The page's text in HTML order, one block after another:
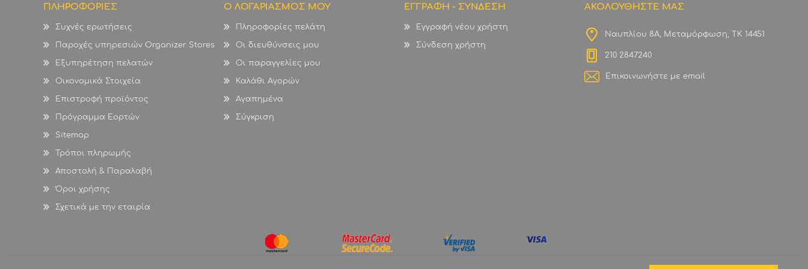
ΠΛΗΡΟΦΟΡΙΕΣ
Συχνές ερωτήσεις
Παροχές υπηρεσιών Organizer Stores
Εξυπηρέτηση πελατών
Οικονομικά Στοιχεία
Επιστροφή προϊόντος
Πρόγραμμα Εορτών
Sitemap
Τρόποι πληρωμής
Αποστολή & Παραλαβή
Όροι χρήσης
Σχετικά με την εταιρία
Ο ΛΟΓΑΡΙΑΣΜΟΣ ΜΟΥ
Πληροφορίες πελάτη
Οι διευθύνσεις μου
Οι παραγγελίες μου
Καλάθι Αγορών
Αγαπημένα
Σύγκριση
ΕΓΓΡΑΦΗ - ΣΥΝΔΕΣΗ
Εγγραφή νέου χρήστη
Σύνδεση χρήστη
ΑΚΟΛΟΥΘΗΣΤΕ ΜΑΣ
Ναυπλίου 8Α, Μεταμόρφωση, ΤΚ 14451
210 2847240
Επικοινωνήστε με email